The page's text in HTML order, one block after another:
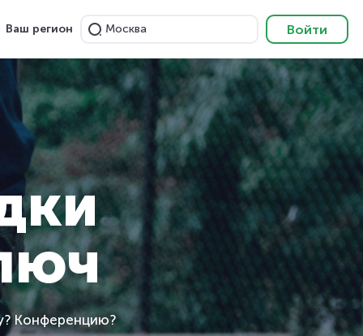
Ваш регион Москва Войти
Конференцию?